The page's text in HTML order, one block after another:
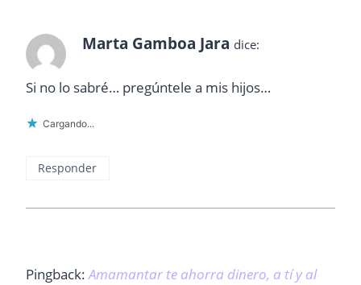
Marta Gamboa Jara dice:
Si no lo sabré… pregúntele a mis hijos…
Cargando...
Responder
Pingback:Amamantar te ahorra dinero, a tí y al